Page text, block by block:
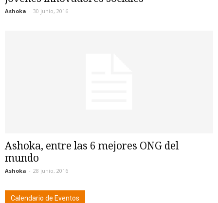
Ashoka - 30 junio, 2016
Ashoka, entre las 6 mejores ONG del
mundo
Ashoka - 28 junio, 2016
Calendario de Eventos